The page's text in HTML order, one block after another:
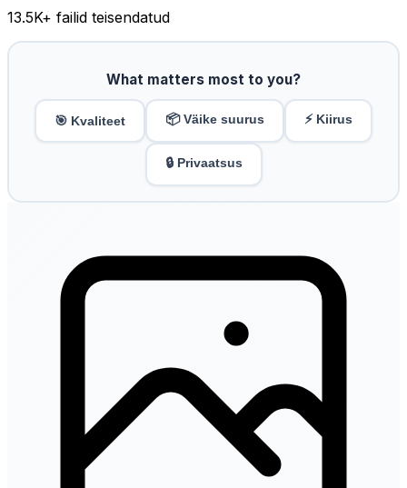
13.5K+ failid teisendatud
What matters most to you?
🎯 Kvaliteet 📦 Väike suurus ⚡ Kiirus
🔒 Privaatsus